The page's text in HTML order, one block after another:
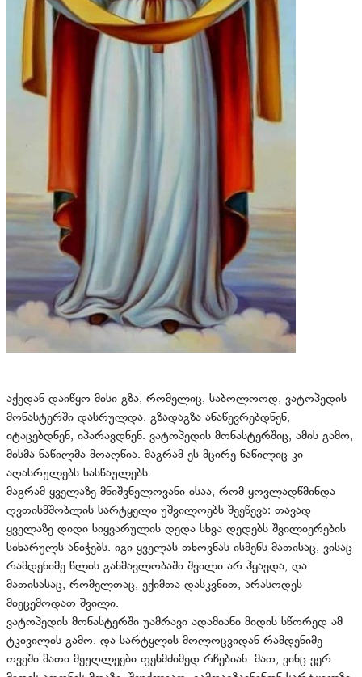
აქედან დაიწყო მისი გზა, რომელიც, საბოლოოდ, ვატოპედის
მონასტერში დასრულდა. გზადაგზა ანაწევრებდნენ,
იტაცებდნენ, იპარავდნენ. ვატოპედის მონასტერშიც, ამის გამო,
მისმა ნაწილმა მოაღწია. მაგრამ ეს მცირე ნაწილიც კი
აღასრულებს სასწაულებს.
მაგრამ ყველაზე მნიშვნელოვანი ისაა, რომ ყოვლადწმინდა
ღვთისმშობლის სარტყელი უშვილოებს შეეწევა: თავად
ყველაზე დიდი სიყვარულის დედა სხვა დედებს შვილიერების
სიხარულს ანიჭებს. იგი ყველას თხოვნას ისმენს-მათისაც, ვისაც
რამდენიმე წლის განმავლობაში შვილი არ ჰყავდა, და
მათისასაც, რომელთაც, ექიმთა დასკვნით, არასოდეს
მიეცემოდათ შვილი.
ვატოპედის მონასტერში უამრავი ადამიანი მიდის სწორედ ამ
ტკივილის გამო. და სარტყლის მოლოცვიდან რამდენიმე
თვეში მათი მეუღლეები ფეხმძიმედ რჩებიან. მათ, ვინც ვერ